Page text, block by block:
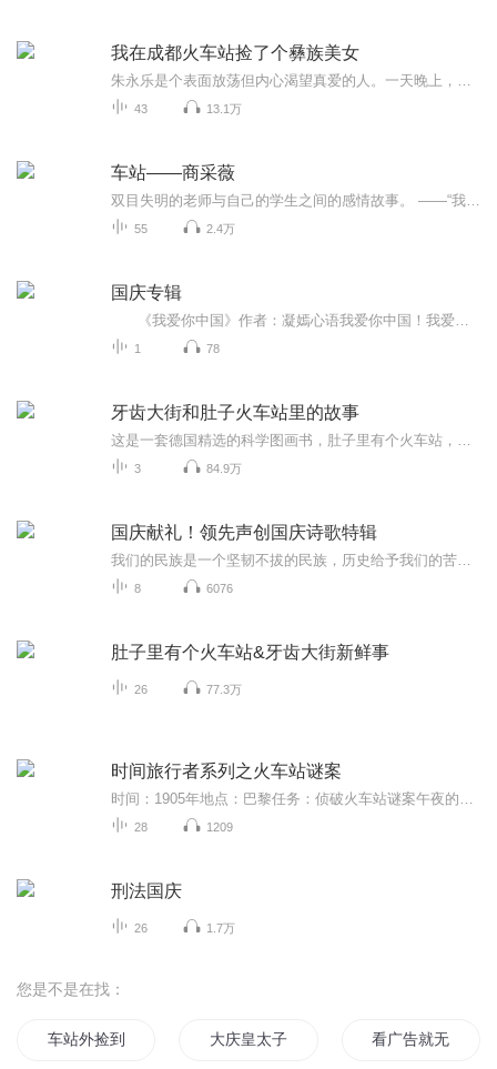
我在成都火车站捡了个彝族美女
43 13.1万
车站——商采薇
55 2.4万
国庆专辑
1 78
牙齿大街和肚子火车站里的故事
3 84.9万
国庆献礼！领先声创国庆诗歌特辑
8 6076
肚子里有个火车站&牙齿大街新鲜事
26 77.3万
时间旅行者系列之火车站谜案
28 1209
刑法国庆
26 1.7万
您是不是在找：
车站外捡到女大学生 大庆皇太子 看广告就无敌